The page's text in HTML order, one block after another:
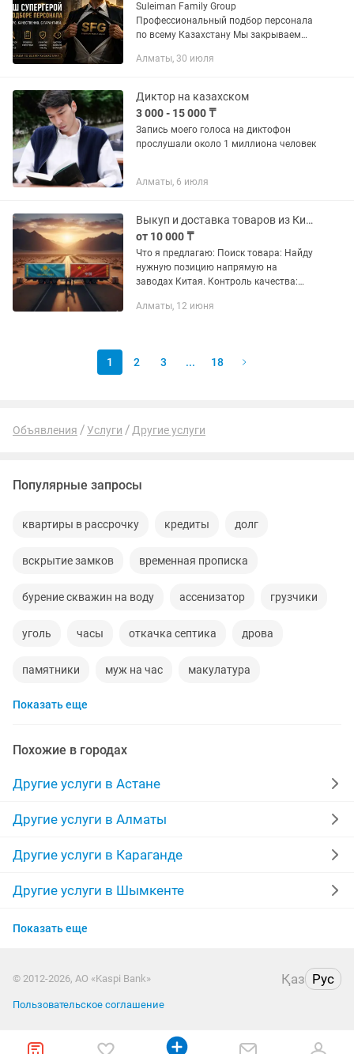
Suleiman Family Group
Профессиональный подбор персонала
по всему Казахстану Мы закрываем
гарантией. Кто мы Suleiman Family
которая...
Алматы, 30 июля
Диктор на казахском
3 000 - 15 000 ₸
Запись моего голоса на диктофон
прослушали около 1 миллиона человек
Алматы, 6 июля
Выкуп и доставка товаров из Китая в Казахстан под ключ
от 10 000 ₸
Что я предлагаю: Поиск товара: Найду
нужную позицию напрямую на
заводах Китая. Контроль качества:
по лучшим ценам. Выкуп: Проведу
Алматы, 12 июня
1 2 3 ... 18
Объявления Услуги Другие услуги
Популярные запросы
квартиры в рассрочку кредиты долг
вскрытие замков временная прописка
бурение скважин на воду ассенизатор грузчики
уголь часы откачка септика дрова
памятники муж на час макулатура
вывоз мусора
замки нужны деньги
спил деревьев документы
реставрация ванн чистка канализации
дымоходы утилизация
изготовление ключей
Показать еще
Похожие в городах
Другие услуги в Астане
Другие услуги в Алматы
Другие услуги в Караганде
Другие услуги в Шымкенте
Другие услуги в Усть-Каменогорске
Другие услуги в Актау
Другие услуги в Павлодаре
Показать еще
© 2012-2026, АО «Kaspi Bank» Қаз Рус
Пользовательское соглашение